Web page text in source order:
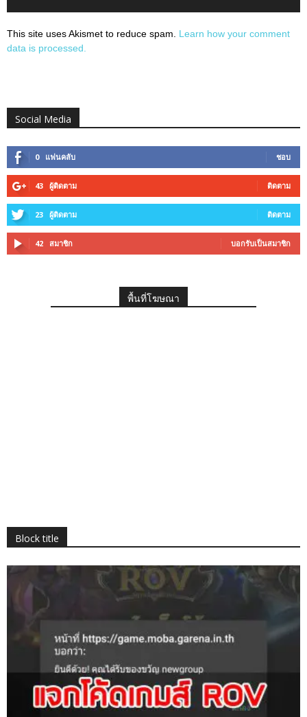
This site uses Akismet to reduce spam. Learn how your comment
data is processed.
Social Media
0 แฟนคลับ ชอบ
43 ผู้ติดตาม ติดตาม
23 ผู้ติดตาม ติดตาม
42 สมาชิก บอกรับเป็นสมาชิก
พื้นที่โฆษณา
Block title